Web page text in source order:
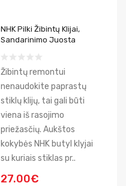
NHK Pilki Žibintų Klijai,
Sandarinimo Juosta
Žibintų remontui
nenaudokite paprastų
stiklų klijų, tai gali būti
viena iš rasojimo
priežasčių. Aukštos
kokybės NHK butyl klyjai
su kuriais stiklas pr..
27.00€